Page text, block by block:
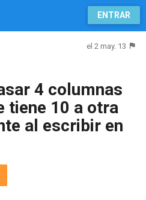
ENTRAR
el 2 may. 13
4 columnas
tiene 10 a otra
al escribir en